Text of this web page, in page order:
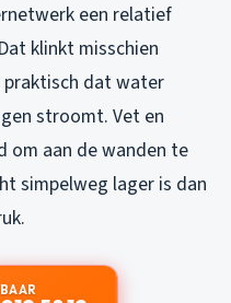
een relatief
klinkt misschien
dat water
stroomt. Vet en
om aan de wanden te
simpelweg lager is dan